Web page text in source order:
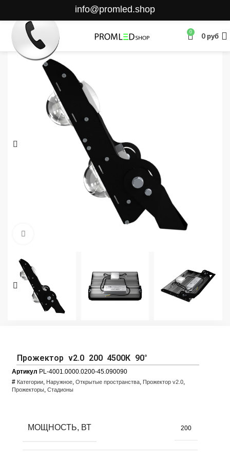
info@promled.shop
0 0руб
Прожектор v2.0 200 4500К 90°
Артикул PL-4001.0000.0200-45.090090
# Категории, Наружное, Открытые пространства, Прожектор v2.0,
Прожекторы, Стадионы
МОЩНОСТЬ, ВТ 200